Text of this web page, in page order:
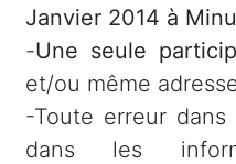
Janvier 2014 à
-Une seule
et/ou même
-Toute erreur
dans les